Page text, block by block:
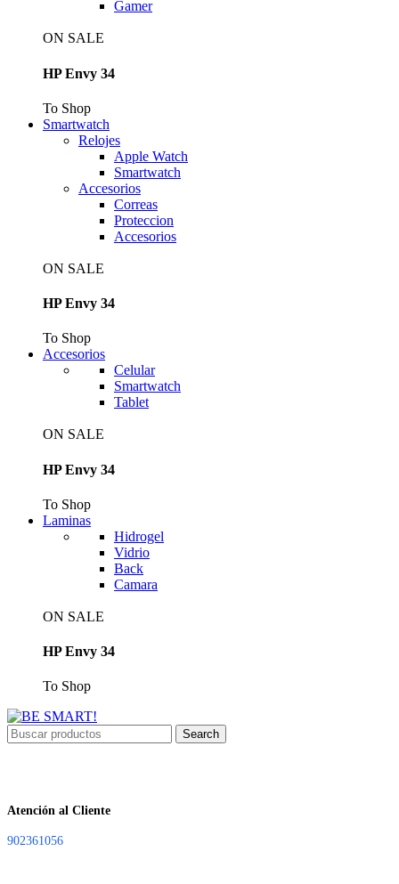
Gamer
ON SALE
HP Envy 34
To Shop
Smartwatch
Relojes
Apple Watch
Smartwatch
Accesorios
Correas
Proteccion
Accesorios
ON SALE
HP Envy 34
To Shop
Accesorios
Celular
Smartwatch
Tablet
ON SALE
HP Envy 34
To Shop
Laminas
Hidrogel
Vidrio
Back
Camara
ON SALE
HP Envy 34
To Shop
Search
Atención al Cliente
902361056